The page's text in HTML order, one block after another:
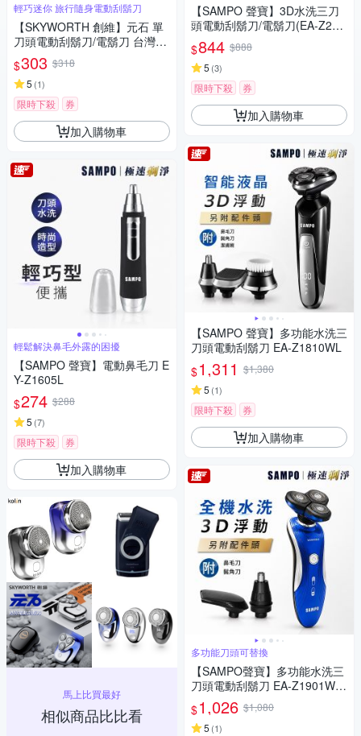
輕巧迷你 旅行隨身電動刮鬍刀
【SKYWORTH 創維】元石 單
刀頭電動刮鬍刀/電鬍刀 台灣公
司貨(充電式/IPX7防水/全機水
洗)
$303 $318
5 (1)
限時下殺 券
加入購物車
輕鬆解決鼻毛外露的困擾
【SAMPO 聲寶】電動鼻毛刀 E
Y-Z1605L
$274 $288
5 (7)
限時下殺 券
加入購物車
馬上比買最好
相似商品比比看
【SAMPO 聲寶】3D水洗三刀
頭電動刮鬍刀/電鬍刀(EA-Z243
1WL)
$844 $888
5 (3)
限時下殺 券
加入購物車
【SAMPO 聲寶】多功能水洗三
刀頭電動刮鬍刀 EA-Z1810WL
$1,311 $1,380
5 (1)
限時下殺 券
加入購物車
多功能刀頭可替換
【SAMPO聲寶】多功能水洗三
刀頭電動刮鬍刀 EA-Z1901WL
(鼻毛刀/鬢角刀)
$1,026 $1,080
5 (1)